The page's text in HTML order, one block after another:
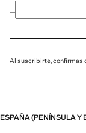
Al suscribirte, confirmas
ESPAÑA (PENÍNSULA Y